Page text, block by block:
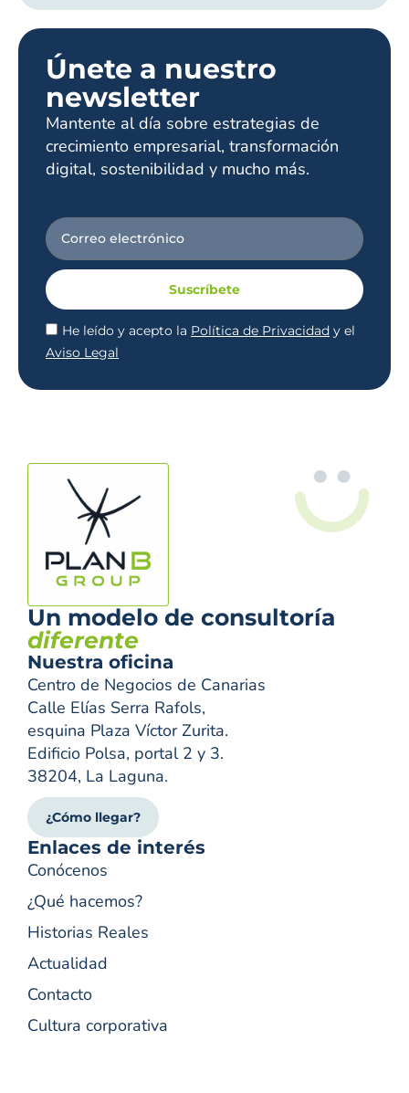
Únete a nuestro
newsletter
Mantente al día sobre estrategias de
crecimiento empresarial, transformación
digital, sostenibilidad y mucho más.
He leído y acepto la Política de Privacidad y el
Aviso Legal
Suscríbete
Un modelo de consultoría
diferente
Nuestra oficina
Centro de Negocios de Canarias
Calle Elías Serra Rafols,
esquina Plaza Víctor Zurita.
Edificio Polsa, portal 2 y 3.
38204, La Laguna.
¿Cómo llegar?
Enlaces de interés
Conócenos
¿Qué hacemos?
Historias Reales
Actualidad
Contacto
Cultura corporativa